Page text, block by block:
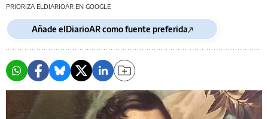
PRIORIZA ELDIARIOAR EN GOOGLE
Añade elDiarioAR como fuente preferida